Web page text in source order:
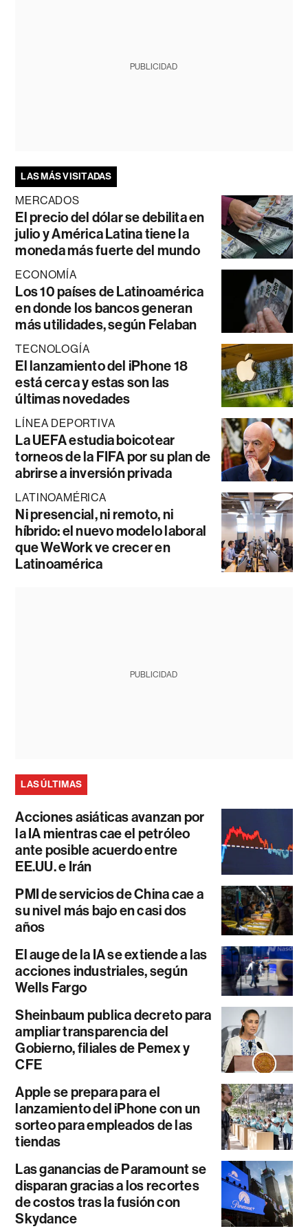
PUBLICIDAD
LAS MÁS VISITADAS
MERCADOS
El precio del dólar se debilita en
julio y América Latina tiene la
moneda más fuerte del mundo
ECONOMÍA
Los 10 países de Latinoamérica
en donde los bancos generan
más utilidades, según Felaban
TECNOLOGÍA
El lanzamiento del iPhone 18
está cerca y estas son las
últimas novedades
LÍNEA DEPORTIVA
La UEFA estudia boicotear
torneos de la FIFA por su plan de
abrirse a inversión privada
LATINOAMÉRICA
Ni presencial, ni remoto, ni
híbrido: el nuevo modelo laboral
que WeWork ve crecer en
Latinoamérica
PUBLICIDAD
LAS ÚLTIMAS
Acciones asiáticas avanzan por
la IA mientras cae el petróleo
ante posible acuerdo entre
EE.UU. e Irán
PMI de servicios de China cae a
su nivel más bajo en casi dos
años
El auge de la IA se extiende a las
acciones industriales, según
Wells Fargo
Sheinbaum publica decreto para
ampliar transparencia del
Gobierno, filiales de Pemex y
CFE
Apple se prepara para el
lanzamiento del iPhone con un
sorteo para empleados de las
tiendas
Las ganancias de Paramount se
disparan gracias a los recortes
de costos tras la fusión con
Skydance